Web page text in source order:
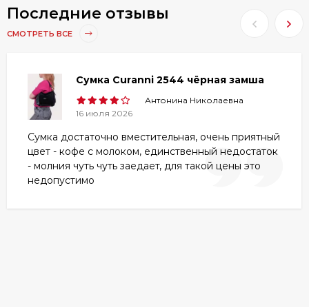
Последние отзывы
СМОТРЕТЬ ВСЕ
Сумка Curanni 2544 чёрная замша
Антонина Николаевна
16 июля 2026
Сумка достаточно вместительная, очень приятный
цвет - кофе с молоком, единственный недостаток
- молния чуть чуть заедает, для такой цены это
недопустимо